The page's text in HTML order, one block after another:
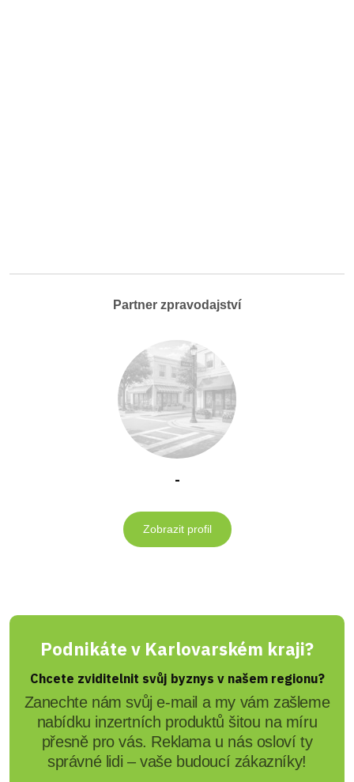
Partner zpravodajství
-
Zobrazit profil
Podnikáte v Karlovarském kraji?
Chcete zviditelnit svůj byznys v našem regionu?
Zanechte nám svůj e-mail a my vám zašleme
nabídku inzertních produktů šitou na míru
přesně pro vás. Reklama u nás osloví ty
správné lidi – vaše budoucí zákazníky!